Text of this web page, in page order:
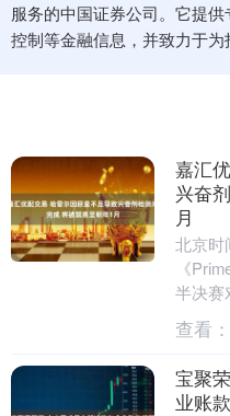
服务的中国证券公司。它提
控制等金融信息，并致力于为
嘉汇
兴奋
月
北京时
《
半决赛
黎各
外援....
查看：
宝聚
业账